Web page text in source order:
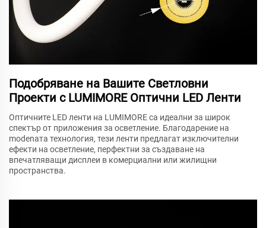
Подобряване на Вашите Светловни
Проекти с LUMIMORE Оптични LED Ленти
Оптичните LED ленти на LUMIMORE са идеални за широк
спектър от приложения за осветление. Благодарение на
modenата технология, тези ленти предлагат изключителни
ефекти на осветление, перфектни за създаване на
впечатляващи дисплеи в комерциални или жилищни
пространства.